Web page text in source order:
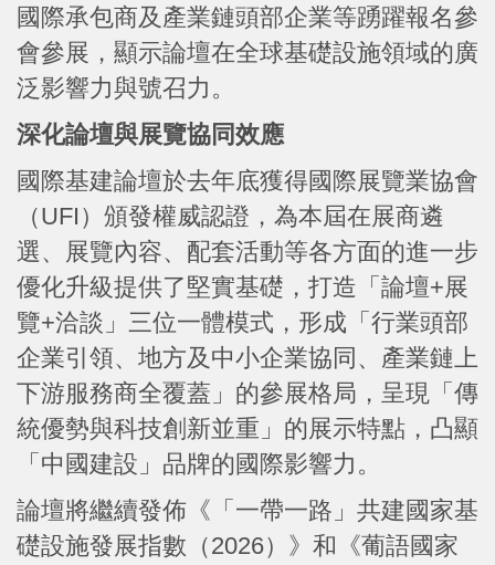
國際承包商及產業鏈頭部企業等踴躍報名參
會參展，顯示論壇在全球基礎設施領域的廣
泛影響力與號召力。
深化論壇與展覽協同效應
國際基建論壇於去年底獲得國際展覽業協會
（UFI）頒發權威認證，為本屆在展商遴
選、展覽內容、配套活動等各方面的進一步
優化升級提供了堅實基礎，打造「論壇+展
覽+洽談」三位一體模式，形成「行業頭部
企業引領、地方及中小企業協同、產業鏈上
下游服務商全覆蓋」的參展格局，呈現「傳
統優勢與科技創新並重」的展示特點，凸顯
「中國建設」品牌的國際影響力。
論壇將繼續發佈《「一帶一路」共建國家基
礎設施發展指數（2026）》和《葡語國家